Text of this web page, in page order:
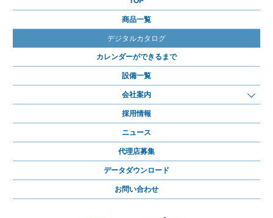
商品一覧
デジタルカタログ
カレンダーができるまで
設備一覧
会社案内
採用情報
ニュース
代理店募集
データダウンロード
お問い合わせ